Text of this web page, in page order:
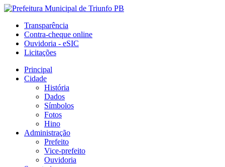
Transparência
Contra-cheque online
Ouvidoria - eSIC
Licitações
Principal
Cidade
História
Dados
Símbolos
Fotos
Hino
Administração
Prefeito
Vice-prefeito
Ouvidoria